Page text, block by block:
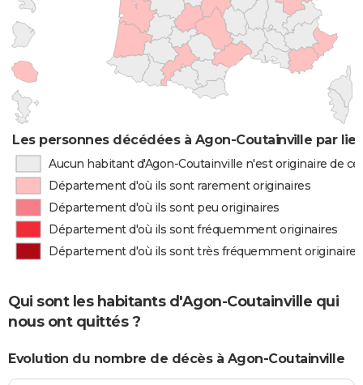
Les personnes décédées à Agon-Coutainville par
Aucun habitant d'Agon-Coutainville n'est originaire de
Département d'où ils sont rarement originaires
Département d'où ils sont peu originaires
Département d'où ils sont fréquemment originaires
Département d'où ils sont très fréquemment originaires
Qui sont les habitants d'Agon-Coutainville qui
nous ont quittés ?
Evolution du nombre de décès à Agon-Coutainville